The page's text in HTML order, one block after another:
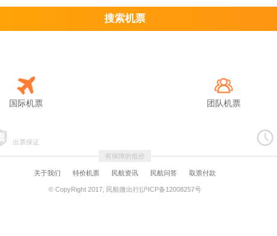
搜索机票
国际机票 团队机票
出票保证
有保障的低价
关于我们 特价机票 民航资讯 民航问答 取票付款
© CopyRight 2017, 民航微出行|沪ICP备12008257号